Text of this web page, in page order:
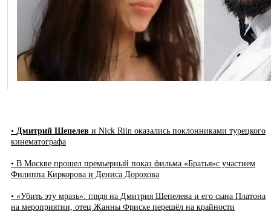
• Дмитрий Шепелев и Nick Riin оказались поклонниками турецкого
кинематографа
• В Москве прошел премьерный показ фильма «Братья»с участием
Филиппа Киркорова и Дениса Дорохова
• «Убить эту мразь»: глядя на Дмитрия Шепелева и его сына Платона
на мероприятии, отец Жанны Фриске перешёл на крайности